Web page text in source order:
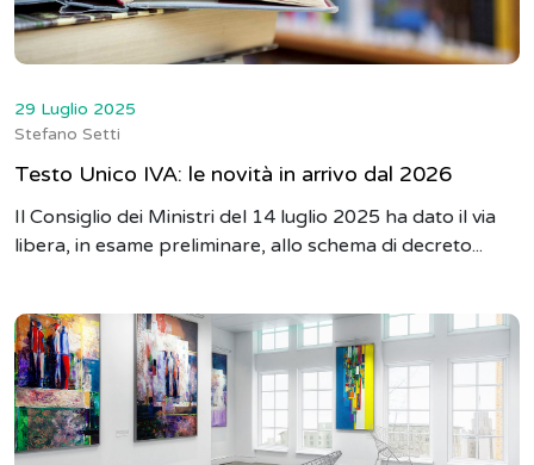
29 Luglio 2025
Stefano Setti
Testo Unico IVA: le novità in arrivo dal 2026
Il Consiglio dei Ministri del 14 luglio 2025 ha dato il via
libera, in esame preliminare, allo schema di decreto...